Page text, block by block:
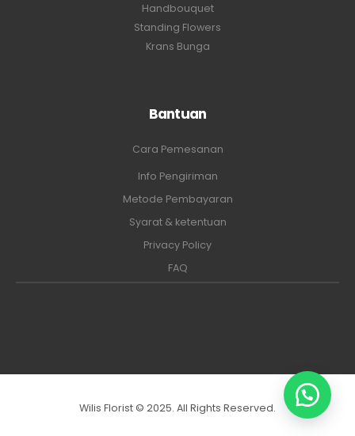
Handbouquet
Standing Flowers
Krans Bunga
Bantuan
Cara Pemesanan
Info Pengiriman
Metode Pembayaran
Syarat & ketentuan
Privacy Policy
FAQ
Wilis Florist © 2025. All Rights Reserved.